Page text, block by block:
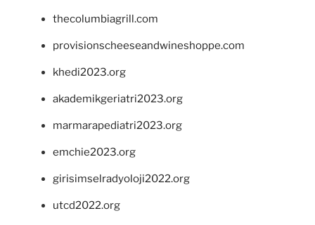
thecolumbiagrill.com
provisionscheeseandwineshoppe.com
khedi2023.org
akademikgeriatri2023.org
marmarapediatri2023.org
emchie2023.org
girisimselradyoloji2022.org
utcd2022.org